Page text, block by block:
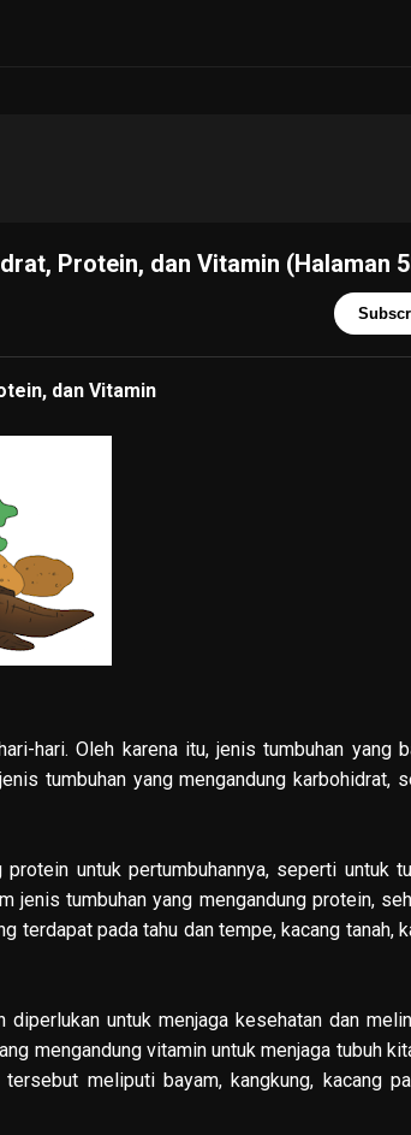
Protein, dan Vitamin (Halaman
dan Vitamin
hari. Oleh karena itu, jenis tumbuhan yang
tumbuhan yang mengandung karbohidrat,
untuk pertumbuhannya, seperti untuk
jenis tumbuhan yang mengandung protein,
terdapat pada tahu dan tempe, kacang tanah,
untuk menjaga kesehatan dan
mengandung vitamin untuk menjaga tubuh
meliputi bayam, kangkung, kacang